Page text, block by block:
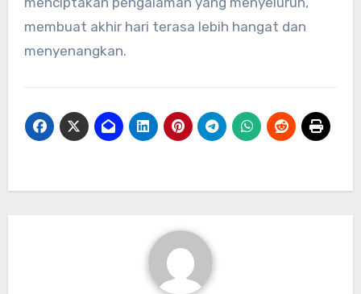
membuat akhir hari terasa lebih hangat dan
menyenangkan.